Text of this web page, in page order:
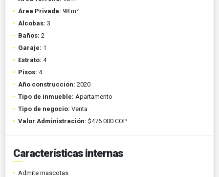
Área Privada: 98 m²
Alcobas: 3
Baños: 2
Garaje: 1
Estrato: 4
Pisos: 4
Año construcción: 2020
Tipo de inmueble: Apartamento
Tipo de negocio: Venta
Valor Administración: $476.000 COP
Características internas
Admite mascotas